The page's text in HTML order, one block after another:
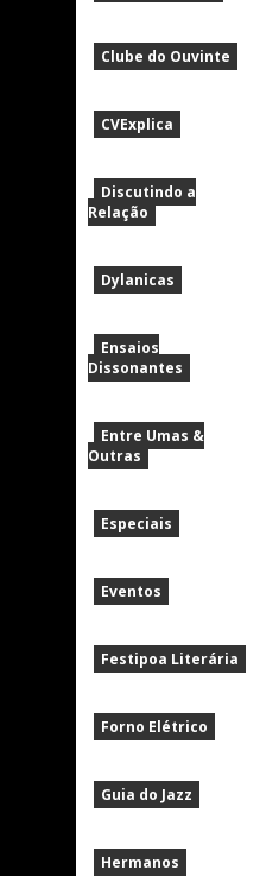
Clube do Ouvinte
CVExplica
Discutindo a
Relação
Dylanicas
Ensaios
Dissonantes
Entre Umas &
Outras
Especiais
Eventos
Festipoa Literária
Forno Elétrico
Guia do Jazz
Hermanos